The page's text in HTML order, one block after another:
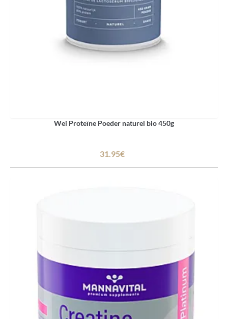
Wei Proteïne Poeder naturel bio 450g
31.95€